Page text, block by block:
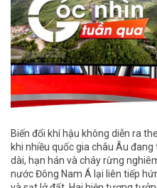
Biến đổi khí hậu không diễn ra
khi nhiều quốc gia châu Âu
dài, hạn hán và cháy rừng
nước Đông Nam Á lại liên tiếp